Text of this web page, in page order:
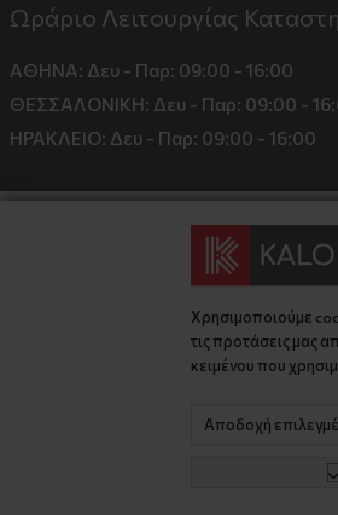
Ωράριο Λειτουργίας
ΑΘΗΝΑ: Δευ - Παρ: 09:00 - 16:00
ΘΕΣΣΑΛΟΝΙΚΗ: Δευ - Παρ: 09:00 -
ΗΡΑΚΛΕΙΟ: Δευ - Παρ: 09:00 - 16:00
Χρησιμοποιούμε
τις προτάσεις μας
κειμένου που
Αποδοχή